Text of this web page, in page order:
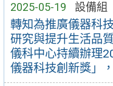
2025-05-19 設備組
轉知為推廣儀器科
研究與提升生活品
儀科中心持續辦理
儀器科技創新獎」